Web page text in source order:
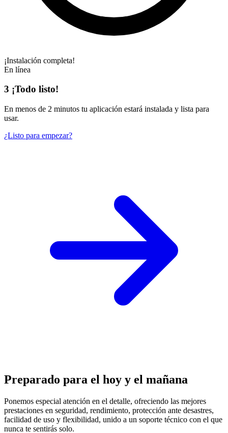
¡Instalación completa!
En línea
3 ¡Todo listo!
En menos de 2 minutos tu aplicación estará instalada y lista para
usar.
¿Listo para empezar?
Preparado para el hoy y el mañana
Ponemos especial atención en el detalle, ofreciendo las mejores
prestaciones en seguridad, rendimiento, protección ante desastres,
facilidad de uso y flexibilidad, unido a un soporte técnico con el que
nunca te sentirás solo.